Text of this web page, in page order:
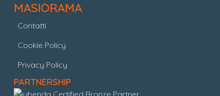
MASIORAMA
Contatti
Cookie Policy
Privacy Policy
PARTNERSHIP